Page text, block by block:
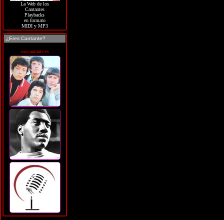
La Web de los
Cantantes
Playbacks
en formato
MIDI y MP3
¿Eres Cantante?
soycantante.es